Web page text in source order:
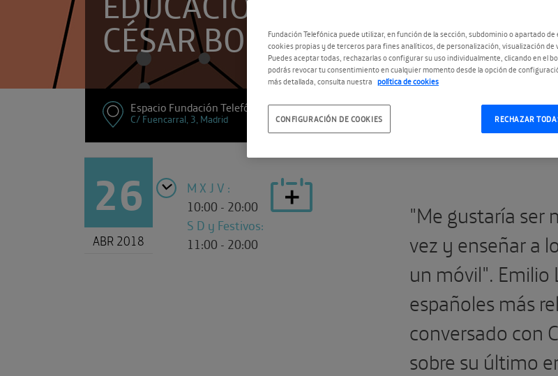
CÉSAR BONA
Espacio Fundación Telefónica
C/ Fuencarral, 3, Madrid #SobreLaEducacion
26
ABR 2018
M X J V :
10:00 - 20:00
S D y Festivos:
11:00 - 20:00
"Me gustaría ser
vez y enseñar a
un móvil". Emilio
españoles más
conversado con
sobre su último
Fundación Telefónica puede utilizar, en función de la sección, subdominio o apartado
cookies propias y de terceros para fines analíticos, de personalización, visualización de
Puedes aceptar todas, rechazarlas o configurar su uso individualmente, clicando en el
podrás revocar tu consentimiento en cualquier momento desde la opción de
más detallada, consulta nuestra política de cookies
RECHAZAR
CONFIGURACIÓN DE COOKIES